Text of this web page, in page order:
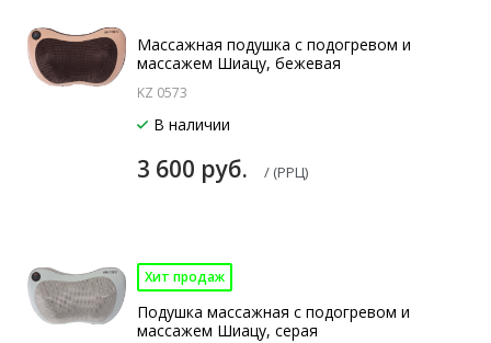
Массажная подушка с подогревом и
массажем Шиацу, бежевая
KZ 0573
В наличии
3 600 руб. / (РРЦ)
Хит продаж
Подушка массажная с подогревом и
массажем Шиацу, серая